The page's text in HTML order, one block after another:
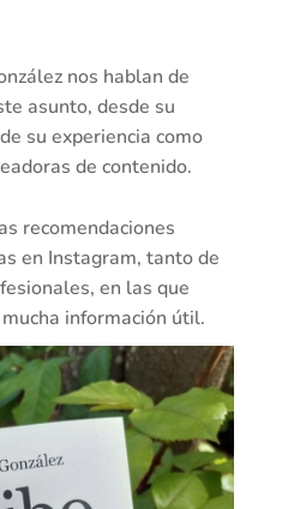
nos hablan de
asunto, desde su
su experiencia como
de contenido.
recomendaciones
en Instagram, tanto de
en las que
información útil.